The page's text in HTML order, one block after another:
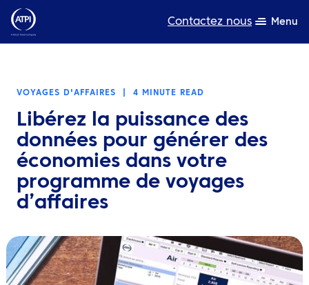
Contactez nous Menu
A propos de nous
Produits
Développement durable
Rechercher
VOYAGES D'AFFAIRES 4 MINUTE READ
Libérez la puissance des
données pour générer des
économies dans votre
programme de voyages
d’affaires